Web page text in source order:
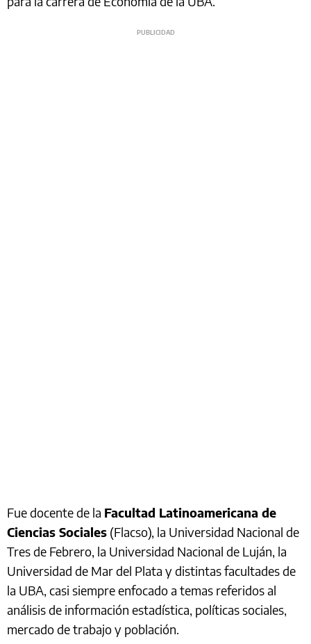
Fue docente de la Facultad Latinoamericana de
Ciencias Sociales (Flacso), la Universidad Nacional de
Tres de Febrero, la Universidad Nacional de Luján, la
Universidad de Mar del Plata y distintas facultades de
la UBA, casi siempre enfocado a temas referidos al
análisis de información estadística, políticas sociales,
mercado de trabajo y población.